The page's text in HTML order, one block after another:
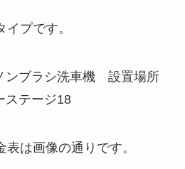
プです。
は画像の通りです。